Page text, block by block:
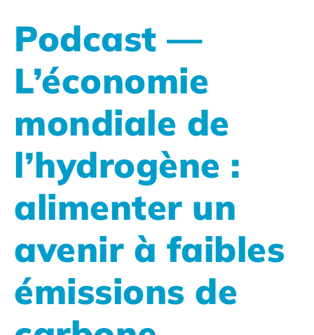
Podcast —
L’économie
mondiale de
l’hydrogène :
alimenter un
avenir à faibles
émissions de